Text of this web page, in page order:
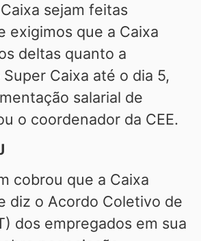
sejam feitas
exigimos que a Caixa
deltas quanto a
Caixa até o dia 5,
salarial de
o coordenador da CEE.
cobrou que a Caixa
diz o Acordo Coletivo de
dos empregados em sua